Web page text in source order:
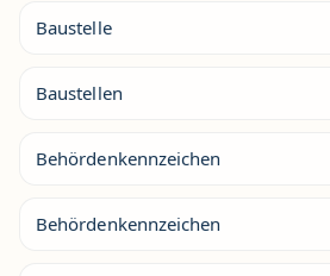
Baustelle
Baustellen
Behördenkennzeichen
Behördenkennzeichen